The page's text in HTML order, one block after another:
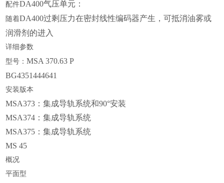
配件DA400气压单元：
随着DA400过剩压力在密封线性编码器产生，可抵消油雾或
润滑剂的进入
详细参数
型号：MSA 370.63 P
BG4351444641
安装版本
MSA373：集成导轨系统和90°安装
MSA374：集成导轨系统
MSA375：集成导轨系统
MS 45
概况
平面型